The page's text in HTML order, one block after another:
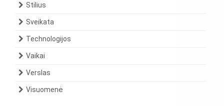
Stilius
Sveikata
Technologijos
Vaikai
Verslas
Visuomenė